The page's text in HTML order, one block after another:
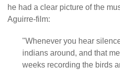
he had a clear picture of the
Aguirre-film:
"Whenever you hear
indians around, and that
weeks recording the birds